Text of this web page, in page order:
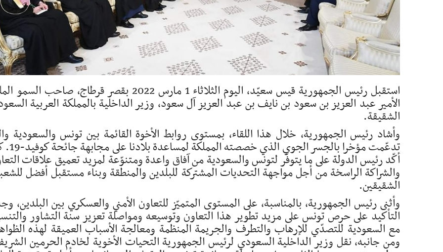
استقبل رئيس الجمهورية قيس سعيّد، اليوم الثلاثاء 1 مارس 2022 بقصر قرطاج، صاحب
الأمير عبد العزيز بن سعود بن نايف بن عبد العزيز آل سعود، وزير الداخلية بالمملكة العربية
الشقيقة.
وأشاد رئيس الجمهورية، خلال هذا اللقاء، بمستوى روابط الأخوة القائمة بين تونس والسعودية
تدعّمت مؤخرا بالجسر
أكّد رئيس الدولة على ما يتوفّر لتونس والسعودية من آفاق واعدة ومتنوّعة لمزيد تعميق علاقات
والشراكة الراسخة من أجل مواجهة التحديات المشتركة للبلدين والمنطقة وبناء مستقبل أفضل
الشقيقين.
وأثنى رئيس الجمهورية، بالمناسبة، على المستوى المتميّز للتعاون الأمني والعسكري بين البلدين،
التأكيد على حرص تونس على مزيد تطوير هذا التعاون وتوسيعه ومواصلة تعزيز سنة التشاور
مع السعودية للتصدّي للإرهاب والتطرف والجريمة المنظمة ومعالجة الأسباب العميقة لهذه
ومن جانبه، نقل وزير الداخلية السعودي لرئيس الجمهورية التحيات الأخوية لخادم الحرمين